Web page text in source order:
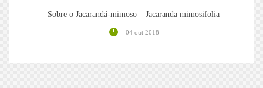
Sobre o Jacarandá-mimoso – Jacaranda mimosifolia
04 out 2018